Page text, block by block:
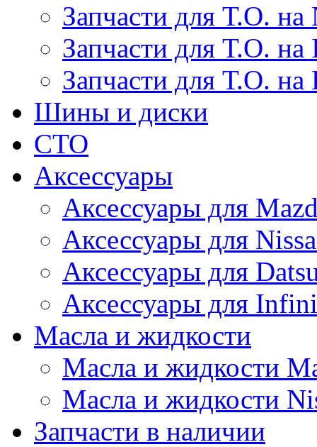
Запчасти для Т.О. на
Запчасти для Т.О.
Запчасти для Т.О. на
Шины и диски
СТО
Аксессуары
Аксессуары для
Аксессуары для
Аксессуары для
Аксессуары для
Масла и жидкости
Масла и жидкости
Масла и жидкости
Запчасти в наличии